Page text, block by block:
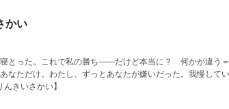
かい
を寝とった。これで私の勝ち――だけど本
なただけ。わたし、ずっとあなたが嫌いだった。我慢
/ りんきいさかい】